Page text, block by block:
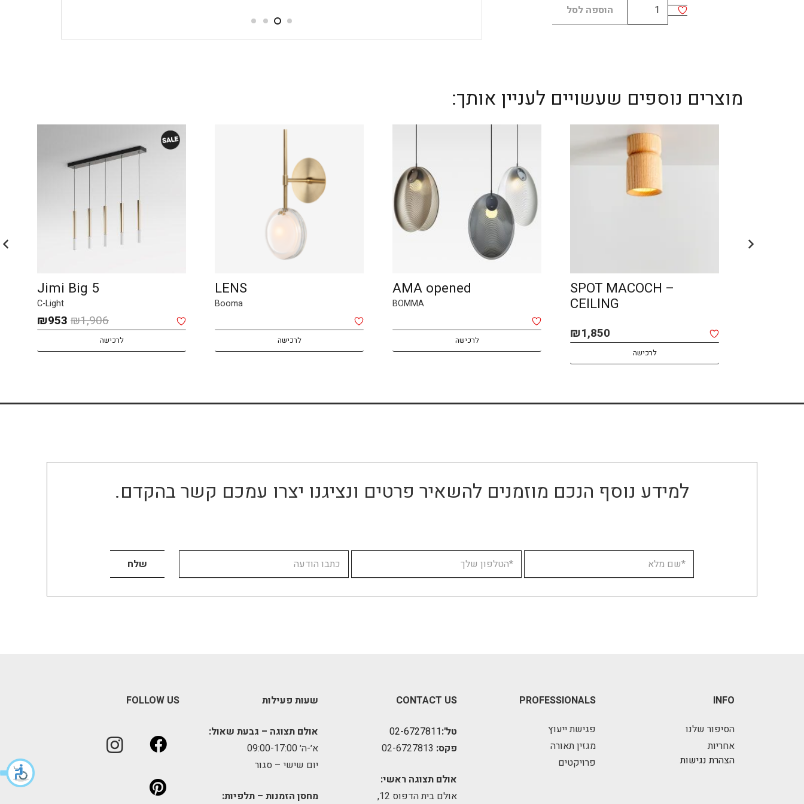
כמות
של
הוספה לסל
מוצרים נוספים שעשויים לעניין אותך:
SPOT MACOCH –
CEILING
₪1,850
לרכישה
AMA opened
BOMMA
לרכישה
LENS
Booma
לרכישה
Jimi Big 5
C-Light
₪1,906
המחיר
המקורי
היה:
₪953
הנוכחי
הוא:
לרכישה
למידע נוסף הנכם מוזמנים להשאיר פרטים ונציגנו יצרו עמכם קשר בהקדם.
INFO
הסיפור שלנו
אחריות
הצהרת נגישות
PROFESSIONALS
פגישת ייעוץ
מגזין תאורה
פרויקטים
CONTACT US
טל':02-6727811
פקס:
אולם תצוגה ראשי:
אולם בית הדפוס 12,
שעות פעילות
אולם תצוגה – גבעת שאול:
א׳-ה׳ 09:00-17:00
יום שישי – סגור
מחסן הזמנות – תלפיות:
FOLLOW US